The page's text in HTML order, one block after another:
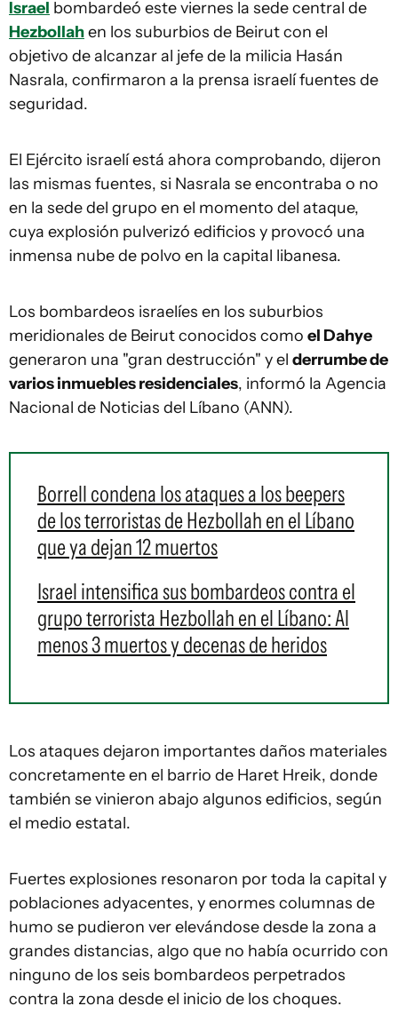
Israel bombardeó este viernes la sede central de
Hezbollahen los suburbios de Beirut con el
objetivo de alcanzar al jefe de la milicia Hasán
Nasrala, confirmaron a la prensa israelí fuentes de
seguridad.
El Ejército israelí está ahora comprobando, dijeron
las mismas fuentes, si Nasrala se encontraba o no
en la sede del grupo en el momento del ataque,
cuya explosión pulverizó edificios y provocó una
inmensa nube de polvo en la capital libanesa.
Los bombardeos israelíes en los suburbios
meridionales de Beirut conocidos como el Dahye
generaron una "gran destrucción" y el derrumbe de
varios inmuebles residenciales, informó la Agencia
Nacional de Noticias del Líbano (ANN).
Borrell condena los ataques a los beepers
de los terroristas de Hezbollah en el Líbano
que ya dejan 12 muertos
Israel intensifica sus bombardeos contra el
grupo terrorista Hezbollah en el Líbano: Al
menos 3 muertos y decenas de heridos
Los ataques dejaron importantes daños materiales
concretamente en el barrio de Haret Hreik, donde
también se vinieron abajo algunos edificios, según
el medio estatal.
Fuertes explosiones resonaron por toda la capital y
poblaciones adyacentes, y enormes columnas de
humo se pudieron ver elevándose desde la zona a
grandes distancias, algo que no había ocurrido con
ninguno de los seis bombardeos perpetrados
contra la zona desde el inicio de los choques.